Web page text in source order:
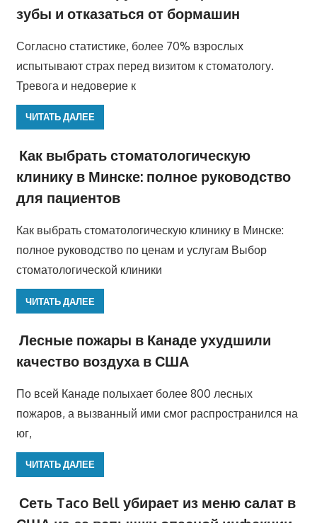
зубы и отказаться от бормашин
Согласно статистике, более 70% взрослых
испытывают страх перед визитом к стоматологу.
Тревога и недоверие к
ЧИТАТЬ ДАЛЕЕ
Как выбрать стоматологическую
клинику в Минске: полное руководство
для пациентов
Как выбрать стоматологическую клинику в Минске:
полное руководство по ценам и услугам Выбор
стоматологической клиники
ЧИТАТЬ ДАЛЕЕ
Лесные пожары в Канаде ухудшили
качество воздуха в США
По всей Канаде полыхает более 800 лесных
пожаров, а вызванный ими смог распространился на
юг,
ЧИТАТЬ ДАЛЕЕ
Сеть Taco Bell убирает из меню салат в